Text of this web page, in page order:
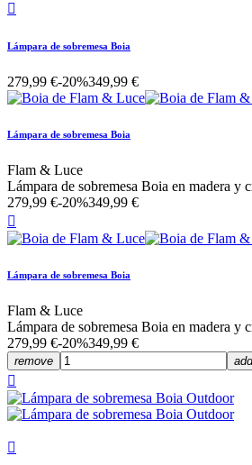

Lámpara de sobremesa Boia
279,99 €-20%349,99 €
Lámpara de sobremesa Boia
Flam & Luce
Lámpara de sobremesa Boia en madera y
279,99 €-20%349,99 €

Lámpara de sobremesa Boia
Flam & Luce
Lámpara de sobremesa Boia en madera y
279,99 €-20%349,99 €
remove add

